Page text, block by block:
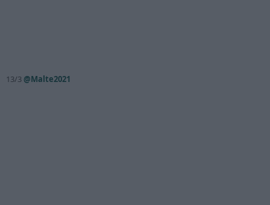
13/3 @Malte2021